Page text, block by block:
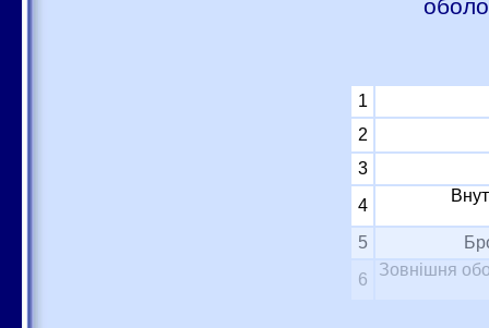
1
2
3
4
5
6
Зовнішня